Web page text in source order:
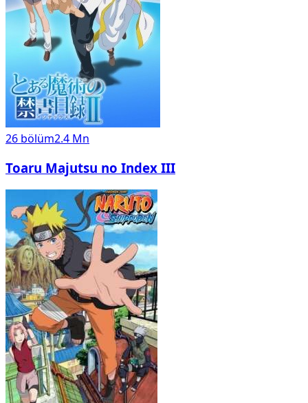
26 bölüm2.4 Mn
Toaru Majutsu no Index III